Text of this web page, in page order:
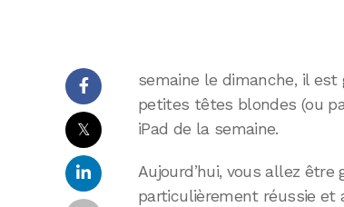
𝕏
semaine le dimanche, il
petites têtes blondes (ou
iPad de la semaine.
Aujourd’hui, vous allez être
particulièrement réussie et